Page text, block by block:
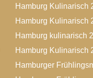
Hamburg Kulinarisch
Hamburg Kulinarisch
Hamburg kulinarisch
Hamburg Kulinarisch
Hamburger